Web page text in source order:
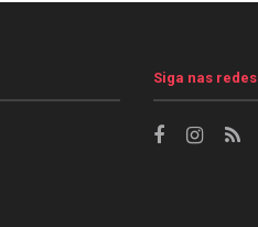
Siga nas redes